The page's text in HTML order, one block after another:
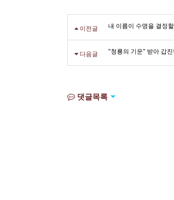
이전글 내 이름이 수명을 결정
다음글 "청룡의 기운" 받아 갑
댓글목록